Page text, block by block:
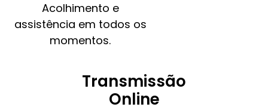
Acolhimento e
assistência em todos os
momentos.
Transmissão
Online